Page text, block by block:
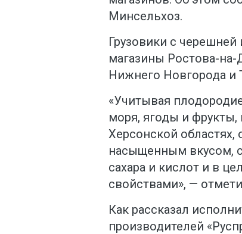
Минсельхоз.
Грузовики с
магазины Ростова-
Нижнего Новгорода и
«Учитывая
моря, ягоды и
Херсонской
насыщенным вкусом,
сахара и кислот и в
свойствами», —
Как рассказал
производителей